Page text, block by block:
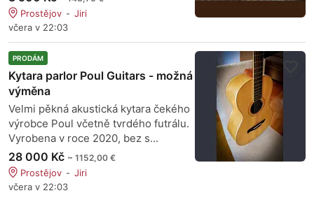
Prostějov
Jiri
včera v 22:03
PRODÁM
Kytara parlor Poul Guitars - možná
výměna
Velmi pěkná akustická kytara čekého
výrobce Poul včetně tvrdého futrálu.
Vyrobena v roce 2020, bez s...
28 000 Kč ~ 1152,00 €
Prostějov
Jiri
včera v 22:03